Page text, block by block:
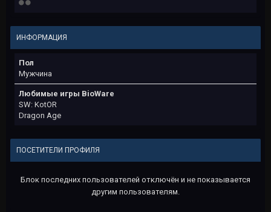
ИНФОРМАЦИЯ
Пол
Мужчина
Любимые игры BioWare
SW: KotOR
Dragon Age
ПОСЕТИТЕЛИ ПРОФИЛЯ
Блок последних пользователей отключён и не показывается
другим пользователям.